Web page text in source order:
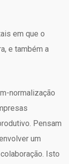
em que o
e também a
normalização
Pensam
um
Isto